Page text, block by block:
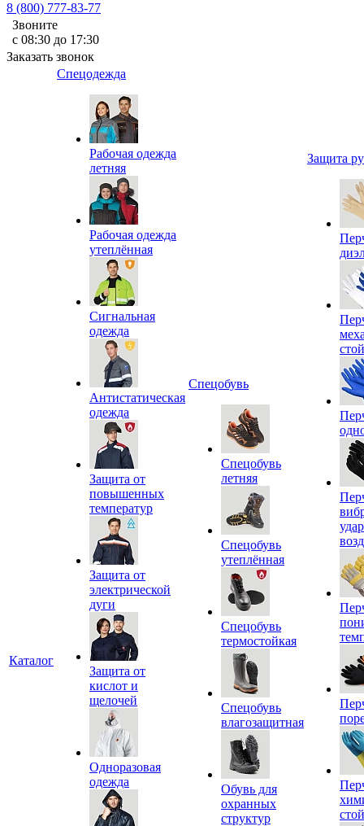
8 (800) 777-83-77
Звоните
с 08:30 до 17:30
Заказать звонок
Каталог
Спецодежда
Рабочая одежда
летняя
Рабочая одежда
утеплённая
Сигнальная
одежда
Антистатическая
одежда
Защита от
повышенных
температур
Защита от
электрической
дуги
Защита от
кислот и
щелочей
Одноразовая
одежда
Спецобувь
Спецобувь
летняя
Спецобувь
утеплённая
Спецобувь
термостойкая
Спецобувь
влагозащитная
Обувь для
охранных
структур
Защита